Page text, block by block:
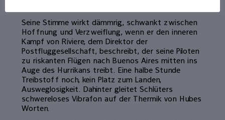
Seine Stimme wirkt dämmrig, schwankt zwischen
Hoffnung und Verzweiflung, wenn er den inneren
Kampf von Riviere, dem Direktor der
Postfluggesellschaft, beschreibt, der seine Piloten
zu riskanten Flügen nach Buenos Aires mitten ins
Auge des Hurrikans treibt. Eine halbe Stunde
Treibstoff noch, kein Platz zum Landen,
Ausweglosigkeit. Dahinter gleitet Schlüters
schwereloses Vibrafon auf der Thermik von Hubes
Worten.